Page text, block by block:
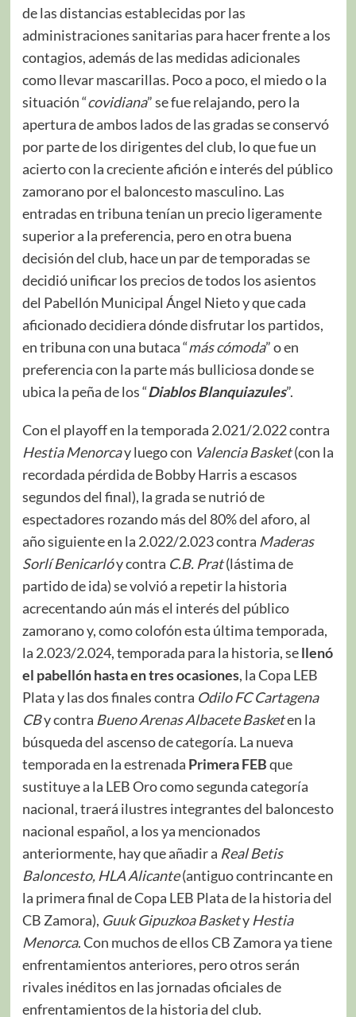
de las distancias establecidas por las
administraciones sanitarias para hacer frente a los
contagios, además de las medidas adicionales
como llevar mascarillas. Poco a poco, el miedo o la
situación “covidiana” se fue relajando, pero la
apertura de ambos lados de las gradas se conservó
por parte de los dirigentes del club, lo que fue un
acierto con la creciente afición e interés del público
zamorano por el baloncesto masculino. Las
entradas en tribuna tenían un precio ligeramente
superior a la preferencia, pero en otra buena
decisión del club, hace un par de temporadas se
decidió unificar los precios de todos los asientos
del Pabellón Municipal Ángel Nieto y que cada
aficionado decidiera dónde disfrutar los partidos,
en tribuna con una butaca “más cómoda” o en
preferencia con la parte más bulliciosa donde se
ubica la peña de los “Diablos Blanquiazules”.
Con el playoff en la temporada 2.021/2.022 contra
Hestia Menorcay luego con Valencia Basket(con la
recordada pérdida de Bobby Harris a escasos
segundos del final), la grada se nutrió de
espectadores rozando más del 80% del aforo, al
año siguiente en la 2.022/2.023 contra Maderas
Sorlí Benicarlóy contra C.B. Prat(lástima de
partido de ida) se volvió a repetir la historia
acrecentando aún más el interés del público
zamorano y, como colofón esta última temporada,
la 2.023/2.024, temporada para la historia, sellenó
el pabellón hasta en tres ocasiones, la Copa LEB
Plata y las dos finales contra Odilo FC Cartagena
CBy contra Bueno Arenas Albacete Basketen la
búsqueda del ascenso de categoría. La nueva
temporada en la estrenada Primera FEBque
sustituye a la LEB Oro como segunda categoría
nacional, traerá ilustres integrantes del baloncesto
nacional español, a los ya mencionados
anteriormente, hay que añadir a Real Betis
Baloncesto, HLA Alicante(antiguo contrincante en
la primera final de Copa LEB Plata de la historia del
CB Zamora), Guuk Gipuzkoa Baskety Hestia
Menorca. Con muchos de ellos CB Zamora ya tiene
enfrentamientos anteriores, pero otros serán
rivales inéditos en las jornadas oficiales de
enfrentamientos de la historia del club.